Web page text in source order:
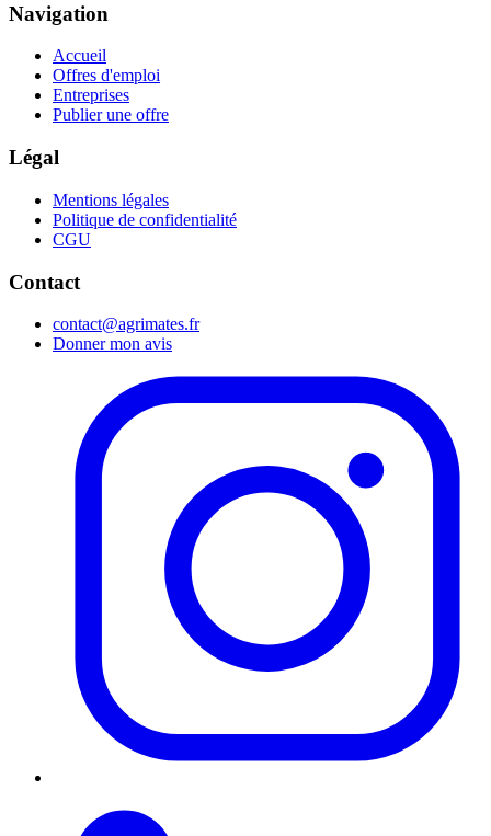
Navigation
Accueil
Offres d'emploi
Entreprises
Publier une offre
Légal
Mentions légales
Politique de confidentialité
CGU
Contact
contact@agrimates.fr
Donner mon avis